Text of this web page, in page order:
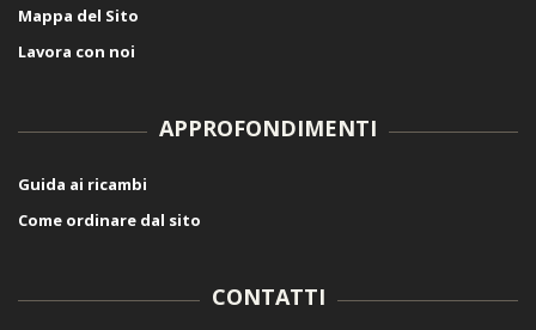
Mappa del Sito
Lavora con noi
APPROFONDIMENTI
Guida ai ricambi
Come ordinare dal sito
CONTATTI